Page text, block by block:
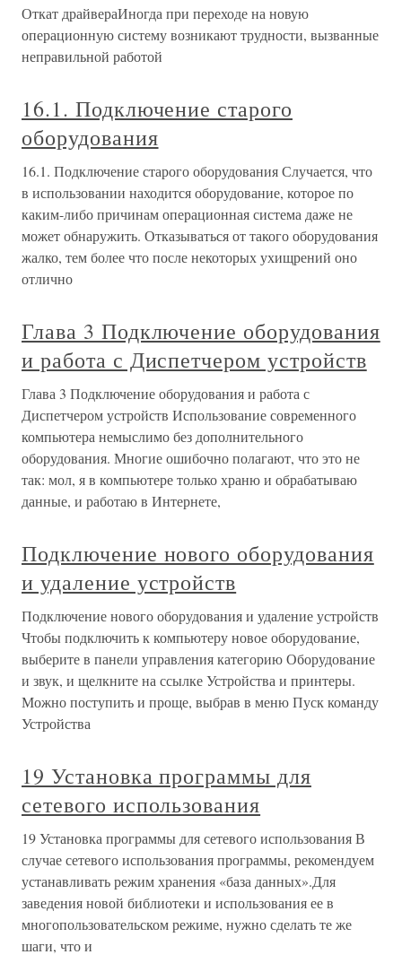
Откат драйвераИногда при переходе на новую
операционную систему возникают трудности, вызванные
неправильной работой
16.1. Подключение старого
оборудования
16.1. Подключение старого оборудования Случается, что
в использовании находится оборудование, которое по
каким-либо причинам операционная система даже не
может обнаружить. Отказываться от такого оборудования
жалко, тем более что после некоторых ухищрений оно
отлично
Глава 3 Подключение оборудования
и работа с Диспетчером устройств
Глава 3 Подключение оборудования и работа с
Диспетчером устройств Использование современного
компьютера немыслимо без дополнительного
оборудования. Многие ошибочно полагают, что это не
так: мол, я в компьютере только храню и обрабатываю
данные, и работаю в Интернете,
Подключение нового оборудования
и удаление устройств
Подключение нового оборудования и удаление устройств
Чтобы подключить к компьютеру новое оборудование,
выберите в панели управления категорию Оборудование
и звук, и щелкните на ссылке Устройства и принтеры.
Можно поступить и проще, выбрав в меню Пуск команду
Устройства
19 Установка программы для
сетевого использования
19 Установка программы для сетевого использования В
случае сетевого использования программы, рекомендуем
устанавливать режим хранения «база данных».Для
заведения новой библиотеки и использования ее в
многопользовательском режиме, нужно сделать те же
шаги, что и